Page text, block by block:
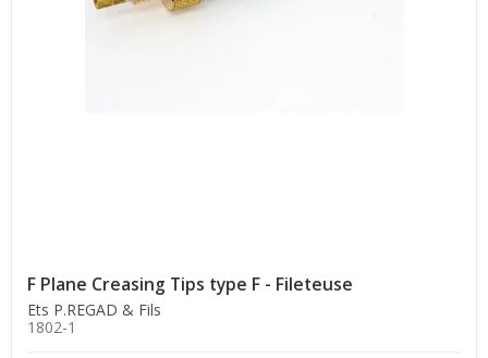
F Plane Creasing Tips type F - Fileteuse
Ets P.REGAD & Fils
1802-1